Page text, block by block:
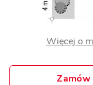
Więcej o
Zamów